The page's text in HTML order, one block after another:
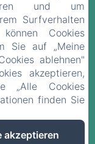
und um
Surfverhalten
Cookies
Sie auf „Meine
ablehnen"
akzeptieren,
„Alle Cookies
finden Sie
akzeptieren